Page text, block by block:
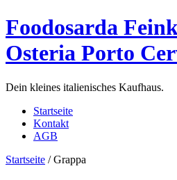
Foodosarda
Osteria Porto
Dein kleines italienisches Kaufhaus.
Startseite
Kontakt
AGB
Startseite / Grappa